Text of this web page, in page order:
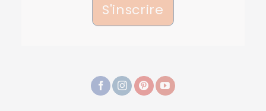
S'inscrire